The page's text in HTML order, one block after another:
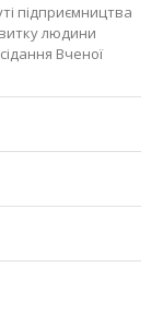
підприємництва
людини
Вченої